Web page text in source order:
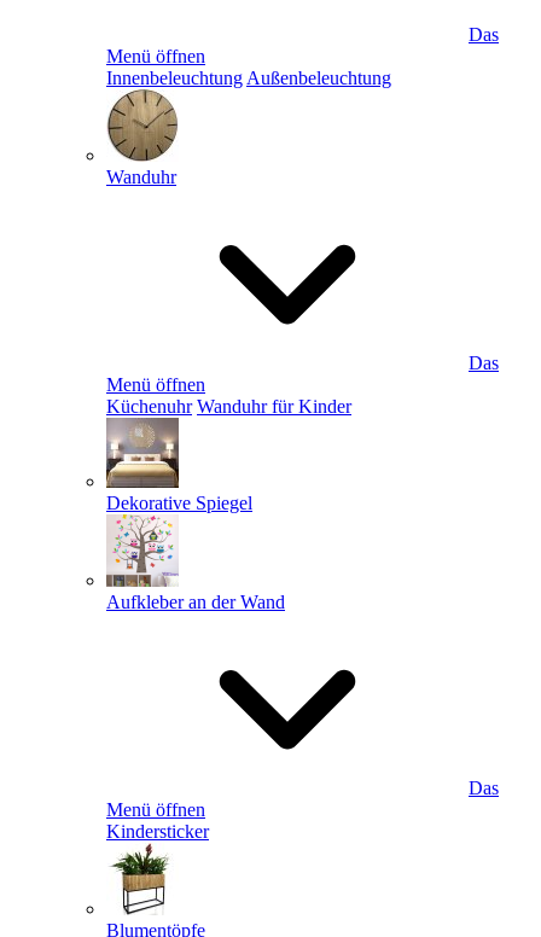
Das
Menü öffnen
Innenbeleuchtung Außenbeleuchtung
Wanduhr
Das
Menü öffnen
Küchenuhr Wanduhr für Kinder
Dekorative Spiegel
Aufkleber an der Wand
Das
Menü öffnen
Kindersticker
Blumentöpfe